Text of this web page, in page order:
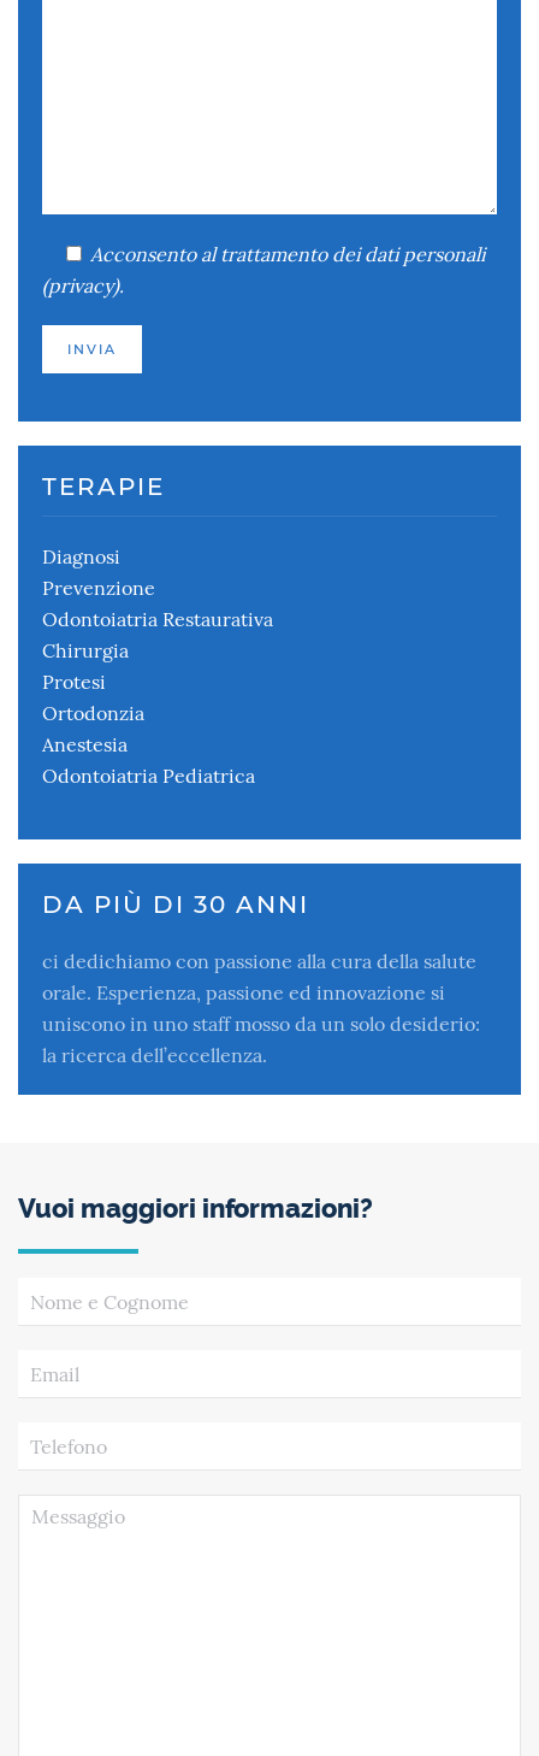
Acconsentoal trattamento dei dati personali
(privacy).
TERAPIE
Diagnosi
Prevenzione
Odontoiatria Restaurativa
Chirurgia
Protesi
Ortodonzia
Anestesia
Odontoiatria Pediatrica
DA PIÙ DI 30 ANNI
ci dedichiamo con passione alla cura della salute
orale. Esperienza, passione ed innovazione si
uniscono in uno staff mosso da un solo desiderio:
la ricerca dell’eccellenza.
Vuoi maggiori informazioni?